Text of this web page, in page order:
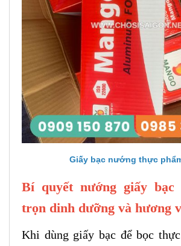
Giấy bạc nướng thực
Bí quyết nướng giấy bạc
trọn dinh dưỡng và hương
Khi dùng giấy bạc để bọc